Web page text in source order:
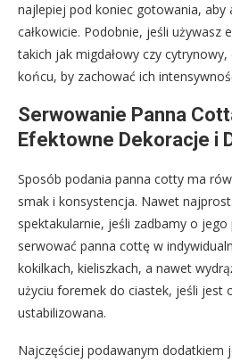
najlepiej pod koniec gotowania, aby
całkowicie. Podobnie, jeśli używasz
takich jak migdałowy czy
końcu, by zachować ich
Serwowanie Panna
Efektowne Dekoracje i
Sposób podania panna cotty ma
smak i konsystencja. Nawet
spektakularnie, jeśli zadbamy o
serwować panna cottę w
kokilkach, kieliszkach, a nawet
użyciu foremek do ciastek, jeśli jest
ustabilizowana.
Najczęściej podawanym dodatkiem